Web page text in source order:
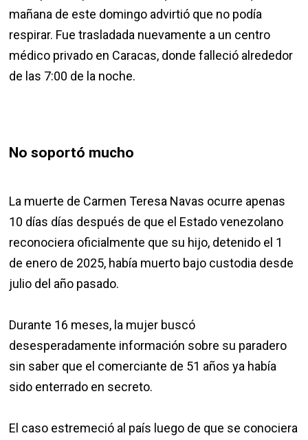
mañana de este domingo advirtió que no podía
respirar. Fue trasladada nuevamente a un centro
médico privado en Caracas, donde falleció alrededor
de las 7:00 de la noche.
No soportó mucho
La muerte de Carmen Teresa Navas ocurre apenas
10 días días después de que el Estado venezolano
reconociera oficialmente que su hijo, detenido el 1
de enero de 2025, había muerto bajo custodia desde
julio del año pasado.
Durante 16 meses, la mujer buscó
desesperadamente información sobre su paradero
sin saber que el comerciante de 51 años ya había
sido enterrado en secreto.
El caso estremeció al país luego de que se conociera